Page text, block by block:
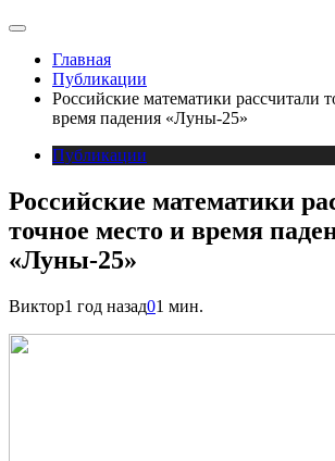
Главная
Публикации
Российские математики рассчитали
время падения «Луны-25»
Публикации
Российские математики
точное место и время
«Луны-25»
Виктор1 год назад01 мин.